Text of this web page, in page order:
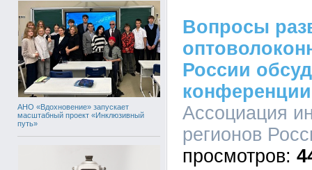
АНО «Вдохновение» запускает
масштабный проект «Инклюзивный
путь»
Вопросы
России
Ассоциация
регионов